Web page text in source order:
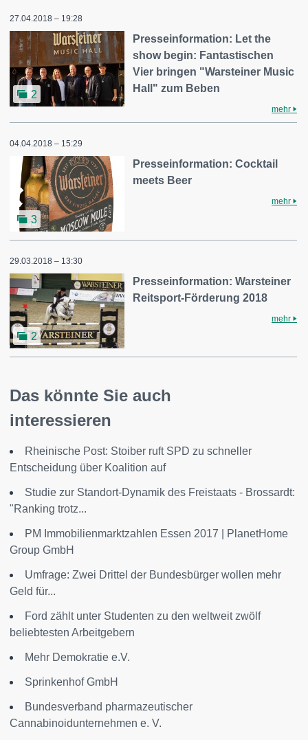
27.04.2018 – 19:28
2
Presseinformation: Let the
show begin: Fantastischen
Vier bringen "Warsteiner Music
Hall" zum Beben
mehr
04.04.2018 – 15:29
3
Presseinformation: Cocktail
meets Beer
mehr
29.03.2018 – 13:30
2
Presseinformation: Warsteiner
Reitsport-Förderung 2018
mehr
Das könnte Sie auch
interessieren
Rheinische Post: Stoiber ruft SPD zu schneller
Entscheidung über Koalition auf
Studie zur Standort-Dynamik des Freistaats - Brossardt:
"Ranking trotz...
PM Immobilienmarktzahlen Essen 2017 | PlanetHome
Group GmbH
Umfrage: Zwei Drittel der Bundesbürger wollen mehr
Geld für...
Ford zählt unter Studenten zu den weltweit zwölf
beliebtesten Arbeitgebern
Mehr Demokratie e.V.
Sprinkenhof GmbH
Bundesverband pharmazeutischer
Cannabinoidunternehmen e. V.